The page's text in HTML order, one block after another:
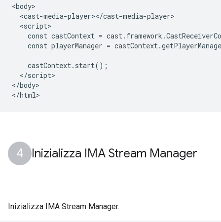
<body>
  <cast-media-player></cast-media-player>
  <script>
const castContext =
const playerManager =
    castContext.start();
  </script>
</body>
Inizializza IMA Stream Manager
Inizializza IMA Stream Manager.